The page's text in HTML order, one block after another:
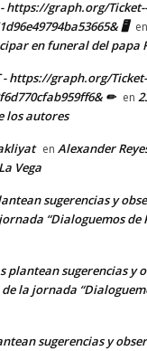
- https://graph.org/
🖥 en
en funeral del papa
- https://graph.org/
✏ en
los autores
en Alexander
Vega
sugerencias y
“Dialoguemos de
plantean sugerencias y
la jornada
sugerencias y